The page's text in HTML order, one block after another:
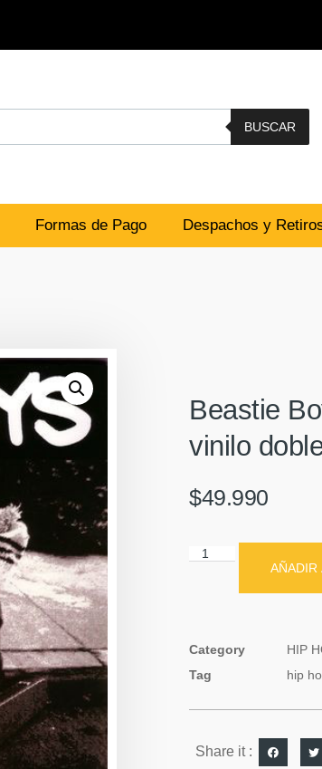
BUSCAR
Formas de Pago Despachos y
Beastie
vinilo
$49.990
AÑADIR
Category
HIP
Tag
hip
Share it :